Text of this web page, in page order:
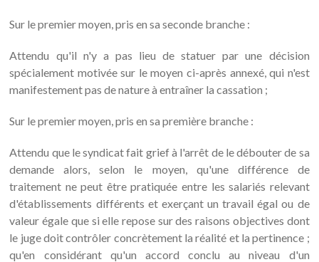
Sur le premier moyen, pris en sa seconde branche :
Attendu qu'il n'y a pas lieu de statuer par une décision
spécialement motivée sur le moyen ci-après annexé, qui n'est
manifestement pas de nature à entraîner la cassation ;
Sur le premier moyen, pris en sa première branche :
Attendu que le syndicat fait grief à l'arrêt de le débouter de sa
demande alors, selon le moyen, qu'une différence de
traitement ne peut être pratiquée entre les salariés relevant
d'établissements différents et exerçant un travail égal ou de
valeur égale que si elle repose sur des raisons objectives dont
le juge doit contrôler concrètement la réalité et la pertinence ;
qu'en considérant qu'un accord conclu au niveau d'un